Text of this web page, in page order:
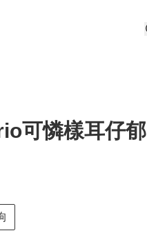
可憐樣耳仔郁